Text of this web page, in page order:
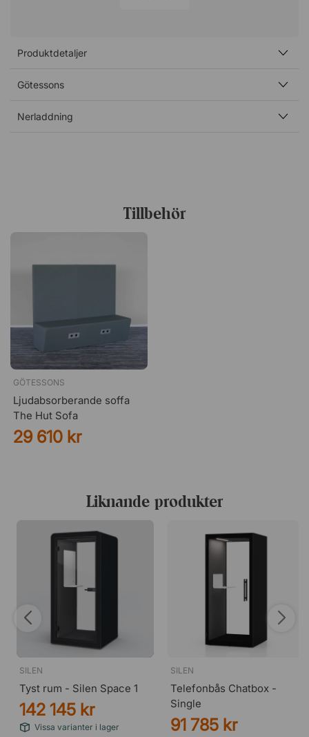
Panelerna är utrustade med ställbara fötter, som
ljudabsorberande rummet står stabilt. Det gör att du inte
utan kan placera den även på ojämna underlag.
Produktdetaljer
Götessons
Nerladdning
Tillbehör
GÖTESSONS
Ljudabsorberande soffa
The Hut Sofa
29 610 kr
Liknande produkter
SILEN
Tyst rum - Silen Space 1
142 145 kr
Vissa varianter i lager
SILEN
Telefonbås Chatbox -
Single
91 785 kr